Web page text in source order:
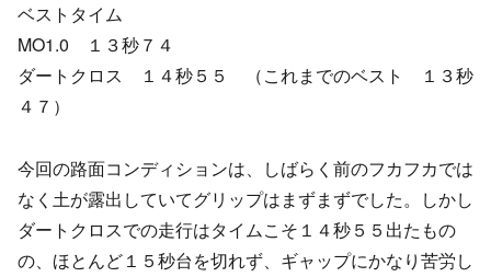
ベストタイム
MO1.0 １３秒７４
ダートクロス １４秒５５ （これまでのベスト １３秒
４７）
今回の路面コンディションは、しばらく前のフカフカでは
なく土が露出していてグリップはまずまずでした。しかし
ダートクロスでの走行はタイムこそ１４秒５５出たもの
の、ほとんど１５秒台を切れず、ギャップにかなり苦労し